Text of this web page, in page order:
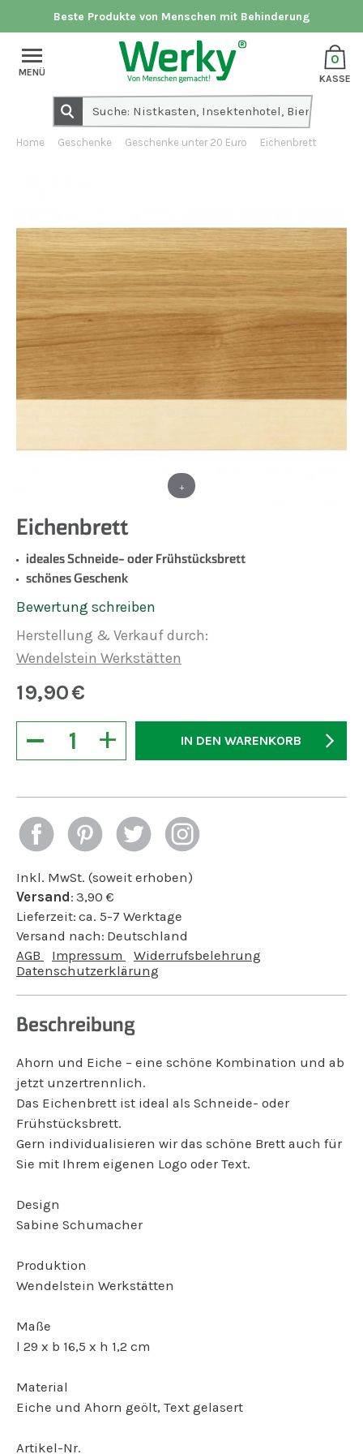
Beste Produkte von Menschen mit Behinderung
0
KASSE
MENÜ
Home Geschenke Geschenke unter 20 Euro Eichenbrett
+
Eichenbrett
ideales Schneide- oder Frühstücksbrett
schönes Geschenk
Bewertung schreiben
Herstellung & Verkauf durch:
Wendelstein Werkstätten
19,90€
+
− IN DEN WARENKORB
Inkl. MwSt. (soweit erhoben)
Versand: 3,90 €
Lieferzeit: ca. 5-7 Werktage
Versand nach: Deutschland
AGB
Impressum
Widerrufsbelehrung
Datenschutzerklärung
Beschreibung
Ahorn und Eiche – eine schöne Kombination und ab
jetzt unzertrennlich.
Das Eichenbrett ist ideal als Schneide- oder
Frühstücksbrett.
Gern individualisieren wir das schöne Brett auch für
Sie mit Ihrem eigenen Logo oder Text.
Design
Sabine Schumacher
Produktion
Wendelstein Werkstätten
Maße
l 29 x b 16,5 x h 1,2 cm
Material
Eiche und Ahorn geölt, Text gelasert
Artikel-Nr.